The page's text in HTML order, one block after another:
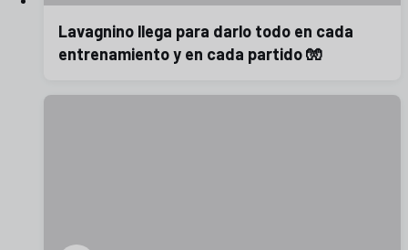
Lavagnino llega para darlo todo en cada
entrenamiento y en cada partido 🧤